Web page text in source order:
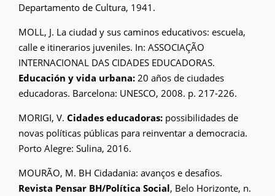
Departamento de Cultura, 1941.
MOLL, J. La ciudad y sus caminos educativos: escuela,
calle e itinerarios juveniles. In: ASSOCIAÇÃO
INTERNACIONAL DAS CIDADES EDUCADORAS.
Educación y vida urbana: 20 años de ciudades
educadoras. Barcelona: UNESCO, 2008. p. 217-226.
MORIGI, V. Cidades educadoras: possibilidades de
novas políticas públicas para reinventar a democracia.
Porto Alegre: Sulina, 2016.
MOURÃO, M. BH Cidadania: avanços e desafios.
Revista Pensar BH/Política Social, Belo Horizonte, n.